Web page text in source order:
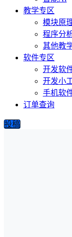
教学专区
模块原
程序分
其他教
软件专区
开发软
开发小
手机软
订单查询
投稿